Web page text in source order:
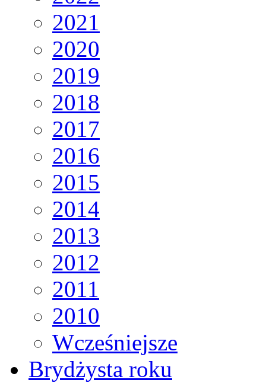
2021
2020
2019
2018
2017
2016
2015
2014
2013
2012
2011
2010
Wcześniejsze
Brydżysta roku